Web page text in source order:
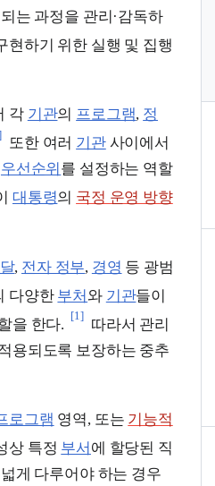
는 과정을 관리·감독하
현하기 위한 실행 및 집행
각 기관의 프로그램, 정
또한 여러 기관사이에서
우선순위 를 설정하는 역할
대통령의 국정 운영 방향
, 전자 정부, 경영 등 광범
다양한 부처 와 기관들이
을 한다.
[1]
따라서 관리
용되도록 보장하는 중추
로그램 영역, 또는 기능적
상 특정 부서 에 할당된 직
게 다루어야 하는 경우